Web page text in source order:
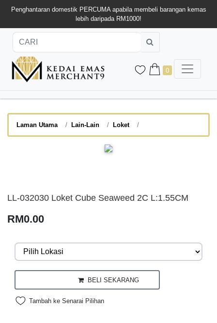
Penghantaran domestik PERCUMA apabila membeli barangan kemas
lebih daripada RM1000!
0
Laman Utama Lain-Lain Loket
LL-032030 Loket Cube Seaweed 2C L:1.55CM
RM0.00
BELI SEKARANG
Tambah ke Senarai Pilihan